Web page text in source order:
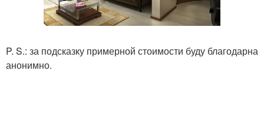
P. S.: за подсказку примерной стоимости буду благодарна
анонимно.